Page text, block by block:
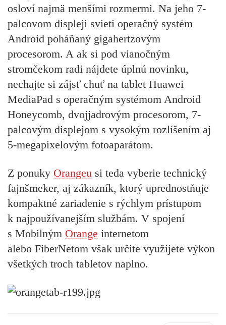
osloví najmä menšími rozmermi. Na jeho 7-
palcovom displeji svieti operačný systém
Android poháňaný gigahertzovým
procesorom. A ak si pod vianočným
stromčekom radi nájdete úplnú novinku,
nechajte si zájsť chuť na tablet Huawei
MediaPad s operačným systémom Android
Honeycomb, dvojjadrovým procesorom, 7-
palcovým displejom s vysokým rozlíšením aj
5-megapixelovým fotoaparátom.
Z ponuky Orangeu si teda vyberie technický
fajnšmeker, aj zákazník, ktorý uprednostňuje
kompaktné zariadenie s rýchlym prístupom
k najpoužívanejším službám. V spojení
s Mobilným Orange internetom
alebo FiberNetom však určite využijete výkon
všetkých troch tabletov naplno.